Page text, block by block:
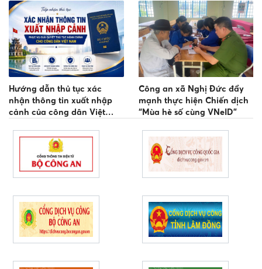
Hướng dẫn thủ tục xác
nhận thông tin xuất nhập
cảnh của công dân Việt
Công an xã Nghị Đức đẩy
mạnh thực hiện Chiến dịch
“Mùa hè số cùng VNeID”